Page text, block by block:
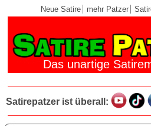
Neue Satire mehr Patzer
Das unartige
Satirepatzer ist überall: